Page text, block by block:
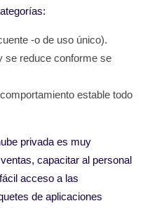
-o de uso único).
se reduce conforme se
estable todo
privada es muy
capacitar al personal
acceso a las
de aplicaciones